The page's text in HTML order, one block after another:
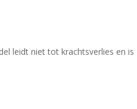
leidt niet tot krachtsverlies en is